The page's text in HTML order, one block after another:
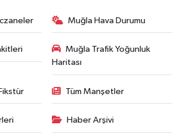
Muğla Hava Durumu
Muğla Trafik Yoğunluk
Haritası
Tüm Manşetler
Haber Arşivi